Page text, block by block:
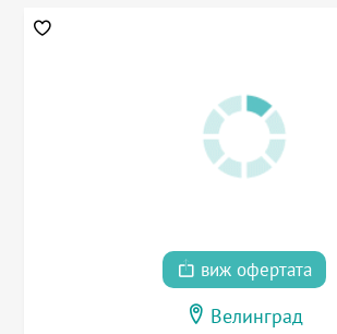
виж офертата
Велинград